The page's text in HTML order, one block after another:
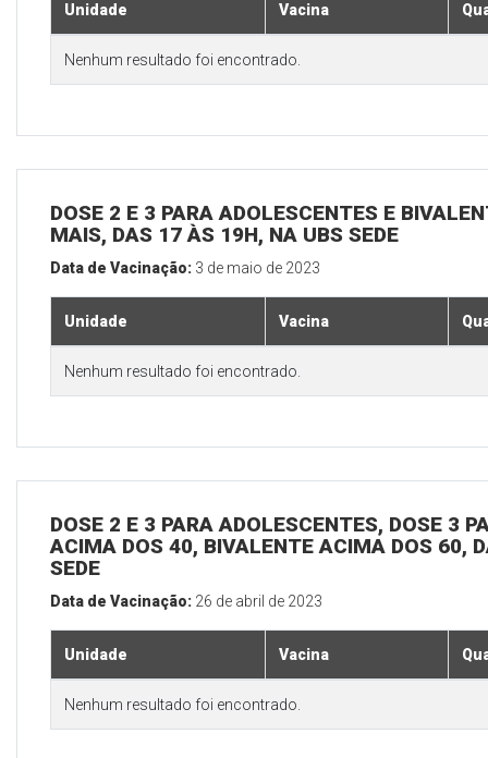
Unidade Vacina
Nenhum resultado foi encontrado.
DOSE 2 E 3 PARA ADOLESCENTES E
MAIS, DAS 17 ÀS 19H, NA UBS SEDE
Data de Vacinação: 3 de maio de 2023
Unidade Vacina
Nenhum resultado foi encontrado.
DOSE 2 E 3 PARA ADOLESCENTES, DOSE 3
ACIMA DOS 40, BIVALENTE ACIMA DOS 60,
SEDE
Data de Vacinação: 26 de abril de 2023
Unidade Vacina
Nenhum resultado foi encontrado.